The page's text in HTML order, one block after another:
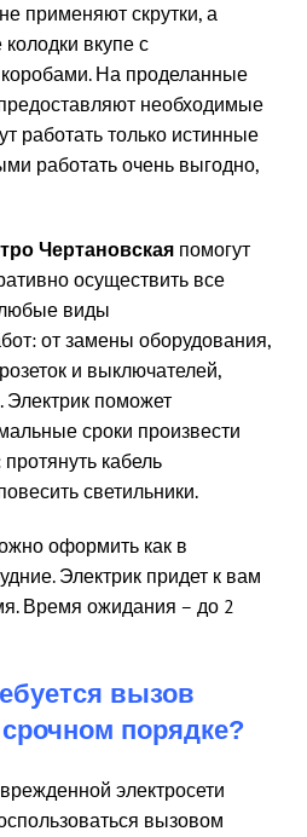
применяют скрутки, а
вкупе с
На проделанные
необходимые
работать только истинные
работать очень выгодно,
Чертановская помогут
осуществить все
виды
от замены оборудования,
и выключателей,
Электрик поможет
сроки произвести
кабель
светильники.
оформить как в
Электрик придет к вам
Время ожидания – до 2
вызов
порядке?
электросети
вызовом